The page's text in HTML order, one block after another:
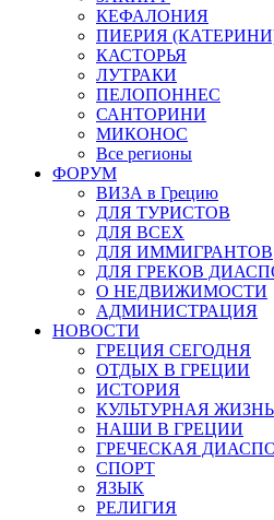
КЕФАЛОНИЯ
ПИЕРИЯ
КАСТОРЬЯ
ЛУТРАКИ
ПЕЛОПОННЕС
САНТОРИНИ
МИКОНОС
Все регионы
ФОРУМ
ВИЗА в Грецию
ДЛЯ ТУРИСТОВ
ДЛЯ ВСЕХ
ДЛЯ ИММИГРАНТОВ
ДЛЯ ГРЕКОВ
О НЕДВИЖИМОСТИ
АДМИНИСТРАЦИЯ
НОВОСТИ
ГРЕЦИЯ СЕГОДНЯ
ОТДЫХ В ГРЕЦИИ
ИСТОРИЯ
КУЛЬТУРНАЯ ЖИЗНЬ
НАШИ В ГРЕЦИИ
ГРЕЧЕСКАЯ
СПОРТ
ЯЗЫК
РЕЛИГИЯ